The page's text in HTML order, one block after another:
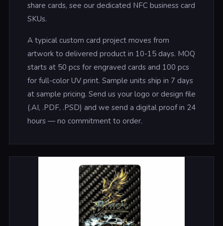
share cards, see our dedicated NFC business card
SKUs.
A typical custom card project moves from
artwork to delivered product in 10-15 days. MOQ
starts at 50 pcs for engraved cards and 100 pcs
for full-color UV print. Sample units ship in 7 days
at sample pricing. Send us your logo or design file
(.AI, .PDF, .PSD) and we send a digital proof in 24
hours — no commitment to order.